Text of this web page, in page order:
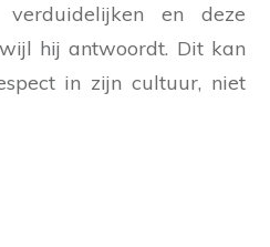
en deze
hij antwoordt. Dit kan
in zijn cultuur, niet